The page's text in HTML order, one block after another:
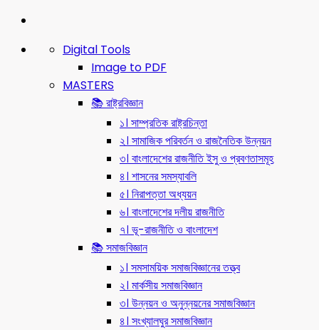
Digital Tools
Image to PDF
MASTERS
📚 রাষ্ট্রবিজ্ঞান
১। সাম্প্রতিক রাষ্ট্রচিন্তা
২। সামাজিক পরিবর্তন ও রাজনৈতিক উন্নয়ন
৩। বাংলাদেশের রাজনীতি ইসু ও প্রবণতাসমূহ
৪। শাসনের সমস্যাবলি
৫। নিরাপত্তা অধ্যয়ন
৬। বাংলাদেশের দলীয় রাজনীতি
৭। ভূ-রাজনীতি ও বাংলাদেশ
📚 সমাজবিজ্ঞান
১। সমসাময়িক সমাজবিজ্ঞানের তত্ত্ব
২। মার্কসীয় সমাজবিজ্ঞান
৩। উন্নয়ন ও অনুন্নয়নের সমাজবিজ্ঞান
৪। সংখ্যালঘুর সমাজবিজ্ঞান